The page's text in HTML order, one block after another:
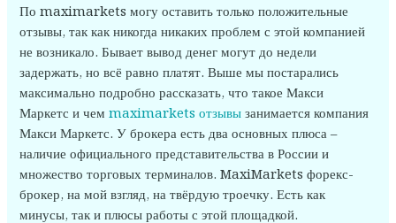
По maximarkets могу оставить только положительные
отзывы, так как никогда никаких проблем с этой компанией
не возникало. Бывает вывод денег могут до недели
задержать, но всё равно платят. Выше мы постарались
максимально подробно рассказать, что такое Макси
Маркетс и чемmaximarkets отзывызанимается компания
Макси Маркетс. У брокера есть два основных плюса –
наличие официального представительства в России и
множество торговых терминалов. MaxiMarkets форекс-
брокер, на мой взгляд, на твёрдую троечку. Есть как
минусы, так и плюсы работы с этой площадкой.